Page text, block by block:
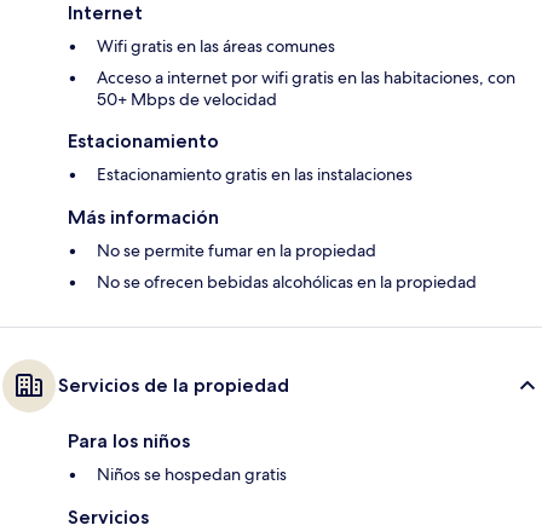
Internet
Wifi gratis en las áreas comunes
Acceso a internet por wifi gratis en las habitaciones, con
50+ Mbps de velocidad
Estacionamiento
Estacionamiento gratis en las instalaciones
Más información
No se permite fumar en la propiedad
No se ofrecen bebidas alcohólicas en la propiedad
Servicios de la propiedad
Para los niños
Niños se hospedan gratis
Servicios